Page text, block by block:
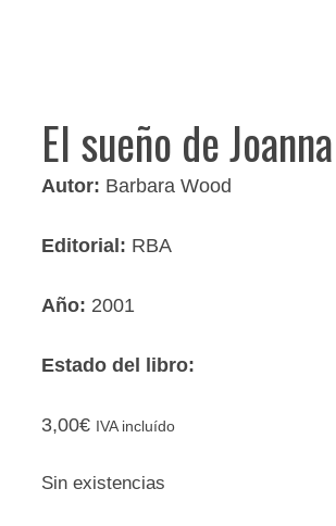
El sueño de Joanna
Autor: Barbara Wood
Editorial: RBA
Año: 2001
Estado del libro:
3,00€ IVA incluído
Sin existencias